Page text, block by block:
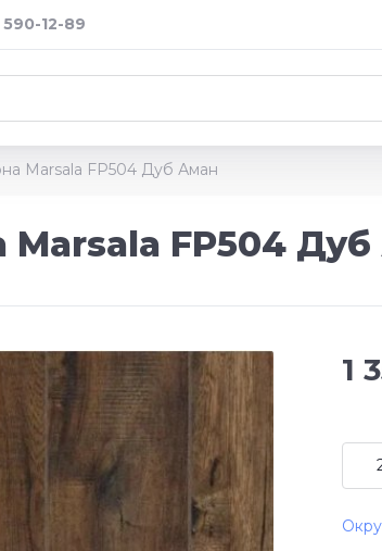
12-89
Marsala FP504 Дуб Аман
FP504
1